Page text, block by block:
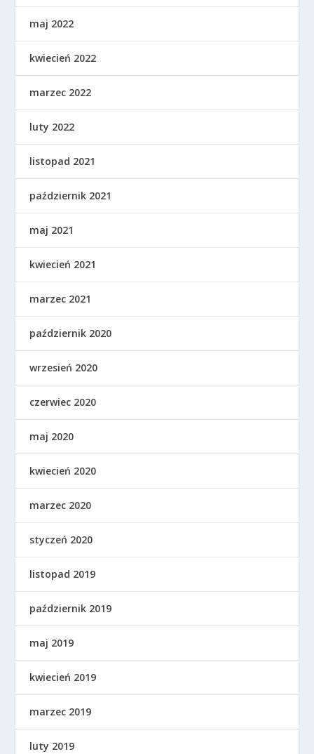
maj 2022
kwiecień 2022
marzec 2022
luty 2022
listopad 2021
październik 2021
maj 2021
kwiecień 2021
marzec 2021
październik 2020
wrzesień 2020
czerwiec 2020
maj 2020
kwiecień 2020
marzec 2020
styczeń 2020
listopad 2019
październik 2019
maj 2019
kwiecień 2019
marzec 2019
luty 2019